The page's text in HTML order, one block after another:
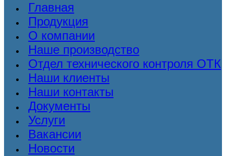
Главная
Продукция
О компании
Наше производство
Отдел технического контроля ОТК
Наши клиенты
Наши контакты
Документы
Услуги
Вакансии
Новости